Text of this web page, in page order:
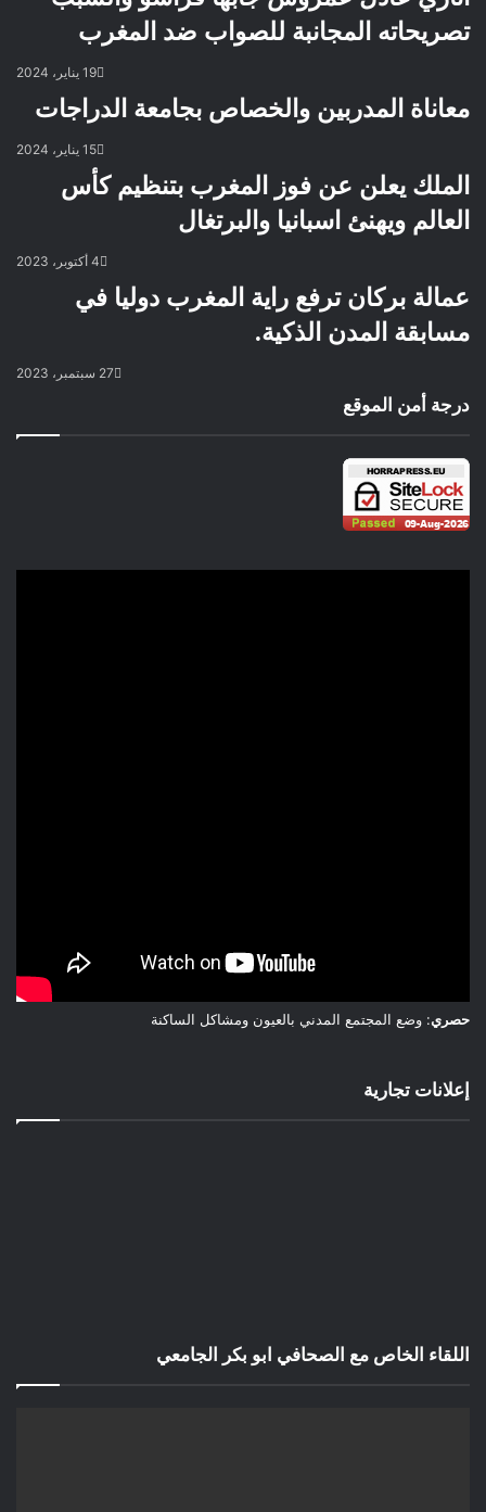
تصريحاته المجانبة للصواب ضد المغرب
19 يناير، 2024
معاناة المدربين والخصاص بجامعة الدراجات
15 يناير، 2024
الملك يعلن عن فوز المغرب بتنظيم كأس
العالم ويهنئ اسبانيا والبرتغال
4 أكتوبر، 2023
عمالة بركان ترفع راية المغرب دوليا في
مسابقة المدن الذكية.
27 سبتمبر، 2023
درجة أمن الموقع
حصري: وضع المجتمع المدني بالعيون ومشاكل الساكنة
إعلانات تجارية
اللقاء الخاص مع الصحافي ابو بكر الجامعي